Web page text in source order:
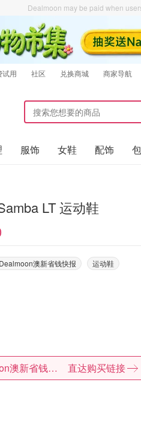
Dealmoon may be paid when
试用 社区 兑换商城 商家导航
服饰 女鞋 配饰
LT 运动鞋
Dealmoon澳新省钱快报 运动鞋
Dealmoon澳新省钱快报 直达购买链接